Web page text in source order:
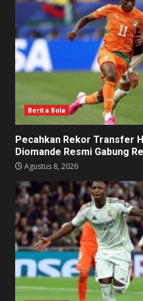
Berita Bola
Pecahkan Rekor Transfer
Diomande Resmi Gabung
Agustus 8, 2026